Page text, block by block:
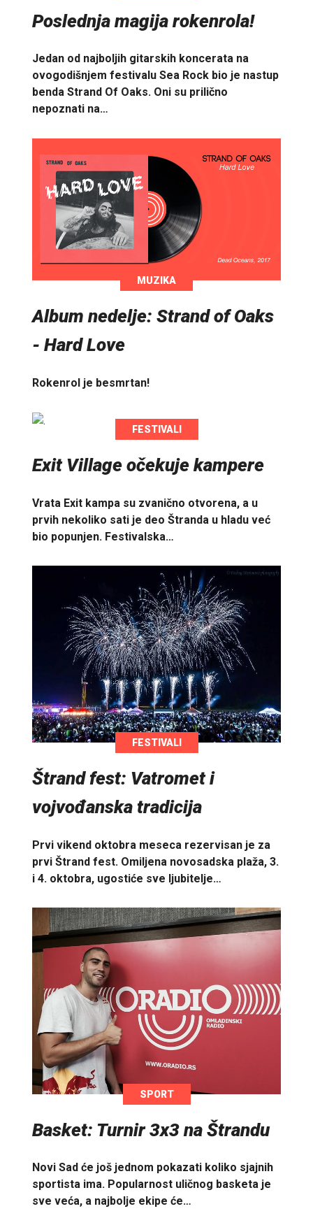
Poslednja magija rokenrola!
Jedan od najboljih gitarskih koncerata na
ovogodišnjem festivalu Sea Rock bio je nastup
benda Strand Of Oaks. Oni su prilično
nepoznati na…
MUZIKA
Album nedelje: Strand of Oaks
- Hard Love
Rokenrol je besmrtan!
FESTIVALI
Exit Village očekuje kampere
Vrata Exit kampa su zvanično otvorena, a u
prvih nekoliko sati je deo Štranda u hladu već
bio popunjen. Festivalska…
FESTIVALI
Štrand fest: Vatromet i
vojvođanska tradicija
Prvi vikend oktobra meseca rezervisan je za
prvi Štrand fest. Omiljena novosadska plaža, 3.
i 4. oktobra, ugostiće sve ljubitelje…
SPORT
Basket: Turnir 3x3 na Štrandu
Novi Sad će još jednom pokazati koliko sjajnih
sportista ima. Popularnost uličnog basketa je
sve veća, a najbolje ekipe će…